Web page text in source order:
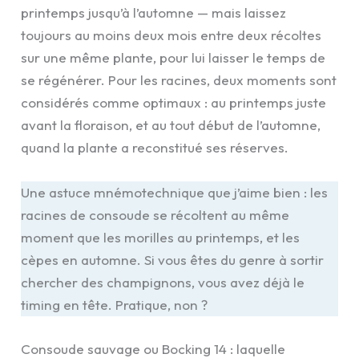
printemps jusqu’à l’automne — mais laissez
toujours au moins deux mois entre deux récoltes
sur une même plante, pour lui laisser le temps de
se régénérer. Pour les racines, deux moments sont
considérés comme optimaux : au printemps juste
avant la floraison, et au tout début de l’automne,
quand la plante a reconstitué ses réserves.
Une astuce mnémotechnique que j’aime bien : les
racines de consoude se récoltent au même
moment que les morilles au printemps, et les
cèpes en automne. Si vous êtes du genre à sortir
chercher des champignons, vous avez déjà le
timing en tête. Pratique, non ?
Consoude sauvage ou Bocking 14 : laquelle